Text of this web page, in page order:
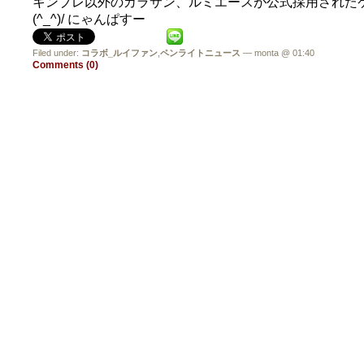
(^_^)/ にゃんぱすー
Filed under: コラボ_ルイファン ペンライトニュース — monta @ 01:40
Comments (0)